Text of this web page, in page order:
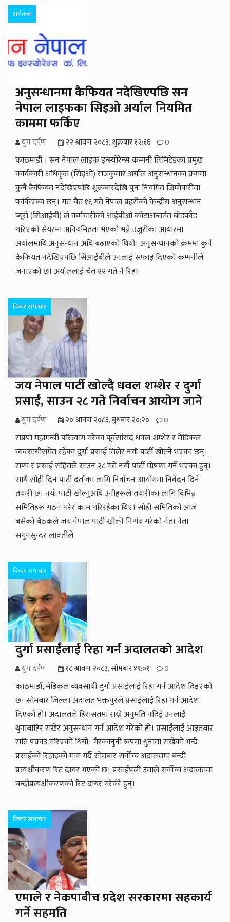
अर्थतन्त्र
अनुसन्धानमा कैफियत नदेखिएपछि सन
नेपाल लाइफका सिइओ अर्याल नियमित
काममा फर्किए
युग दर्पण २२ श्रावण २०८३, शुक्रबार १२:१६ 0
काठमाडौं । सन नेपाल लाइफ इन्स्योरेन्स कम्पनी लिमिटेडका प्रमुख
कार्यकारी अधिकृत (सिइओ) राजकुमार अर्याल अनुसन्धानका क्रममा
कुनै कैफियत नदेखिएपछि शुक्रबारदेखि पुनः नियमित जिम्मेवारीमा
फर्किएका छन्। गत चैत १६ गते नेपाल प्रहरीको केन्द्रीय अनुसन्धान
ब्यूरो (सिआईबी) ले कर्मचारीको आईपीओ कोटाअन्तर्गत बाँडफाँड
गरिएको सेयरमा अनियमितता भएको भन्ने उजुरीका आधारमा
अर्यालमाथि अनुसन्धान अघि बढाएको थियो। अनुसन्धानको क्रममा कुनै
कैफियत नदेखिएपछि सिआईबीले उनलाई सफाइ दिएको कम्पनीले
जनाएको छ। अर्याललाई चैत २२ गते नै रिहा
फिचर समाचार
जय नेपाल पार्टी खोल्दै धवल शम्शेर र दुर्गा
प्रसाईं, साउन २८ गते निर्वाचन आयोग जाने
युग दर्पण २० श्रावण २०८३, बुधबार २०:२० 0
राप्रपा महामन्त्री परित्याग गरेका पूर्वसांसद धवल शम्शेर र मेडिकल
व्यवसायीसमेत रहेका दुर्गा प्रसाईं मिलेर नयाँ पार्टी खोल्ने भएका छन्।
राणा र प्रसाईं सहितले साउन २८ गते नयाँ पार्टी घोषणा गर्ने भएका हुन्।
साथै सोही दिन पार्टी दर्ताका लागि निर्वाचन आयोगमा निवेदन दिने
तयारी छ। नयाँ पार्टी खोल्नुअघि उनीहरूले तयारीका लागि विभिन्न
समितिहरू गठन गरेर काम गरिरहेका थिए। सोही समितिको आज
बसेको बैठकले जय नेपाल पार्टी खोल्ने निर्णय गरेको नेता नेता
सगुनसुन्दर लावतीले
फिचर समाचार
दुर्गा प्रसाईंलाई रिहा गर्न अदालतको आदेश
युग दर्पण १८ श्रावण २०८३, सोमबार १९:०१ 0
काठमाडाैँ, मेडिकल व्यवसायी दुर्गा प्रसाईंलाई रिहा गर्न आदेश दिइएकाे
छ। साेमबार जिल्ला अदालत भक्तपुरले प्रसाईंलाई रिहा गर्न आदेश
दिएको हो। अदालतले हिरासतमा राख्ने अनुमति नदिई उनलाई
थुनाबाहिर राखेर अनुसन्धान गर्न आदेश गरेको हो। प्रसाईंलाई आइतबार
राति पक्राउ गरिएको थियो। गैरकानुनी रूपमा थुनामा राखेको भन्दै
प्रसाईंको रिहाइको माग गर्दै साेमबार सर्वोच्च अदालतमा बन्दी
प्रत्यक्षीकरण रिट दायर भएको छ। प्रसाईंपत्नी उमाले सर्वोच्च अदालतमा
बन्दीप्रत्यक्षीकरणको रिट दायर गरेकी हुन्।
फिचर समाचार
एमाले र नेकपाबीच प्रदेश सरकारमा सहकार्य
गर्ने सहमति